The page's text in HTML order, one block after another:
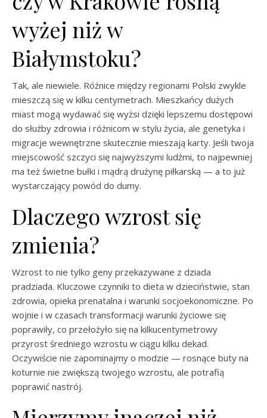
wyżej niż w
Białymstoku?
Tak, ale niewiele. Różnice między regionami Polski zwykle
mieszczą się w kilku centymetrach. Mieszkańcy dużych
miast mogą wydawać się wyżsi dzięki lepszemu dostępowi
do służby zdrowia i różnicom w stylu życia, ale genetyka i
migracje wewnętrzne skutecznie mieszają karty. Jeśli twoja
miejscowość szczyci się najwyższymi ludźmi, to najpewniej
ma też świetne bułki i mądrą drużynę piłkarską — a to już
wystarczający powód do dumy.
Dlaczego wzrost się
zmienia?
Wzrost to nie tylko geny przekazywane z dziada
pradziada. Kluczowe czynniki to dieta w dzieciństwie, stan
zdrowia, opieka prenatalna i warunki socjoekonomiczne. Po
wojnie i w czasach transformacji warunki życiowe się
poprawiły, co przełożyło się na kilkucentymetrowy
przyrost średniego wzrostu w ciągu kilku dekad.
Oczywiście nie zapominajmy o modzie — rosnące buty na
koturnie nie zwiększą twojego wzrostu, ale potrafią
poprawić nastrój.